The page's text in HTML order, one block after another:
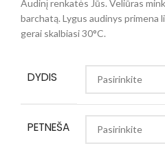
Audinį renkatės Jūs. Veliūras
barchatą. Lygus audinys primena
gerai skalbiasi 30°C.
DYDIS
PETNEŠA